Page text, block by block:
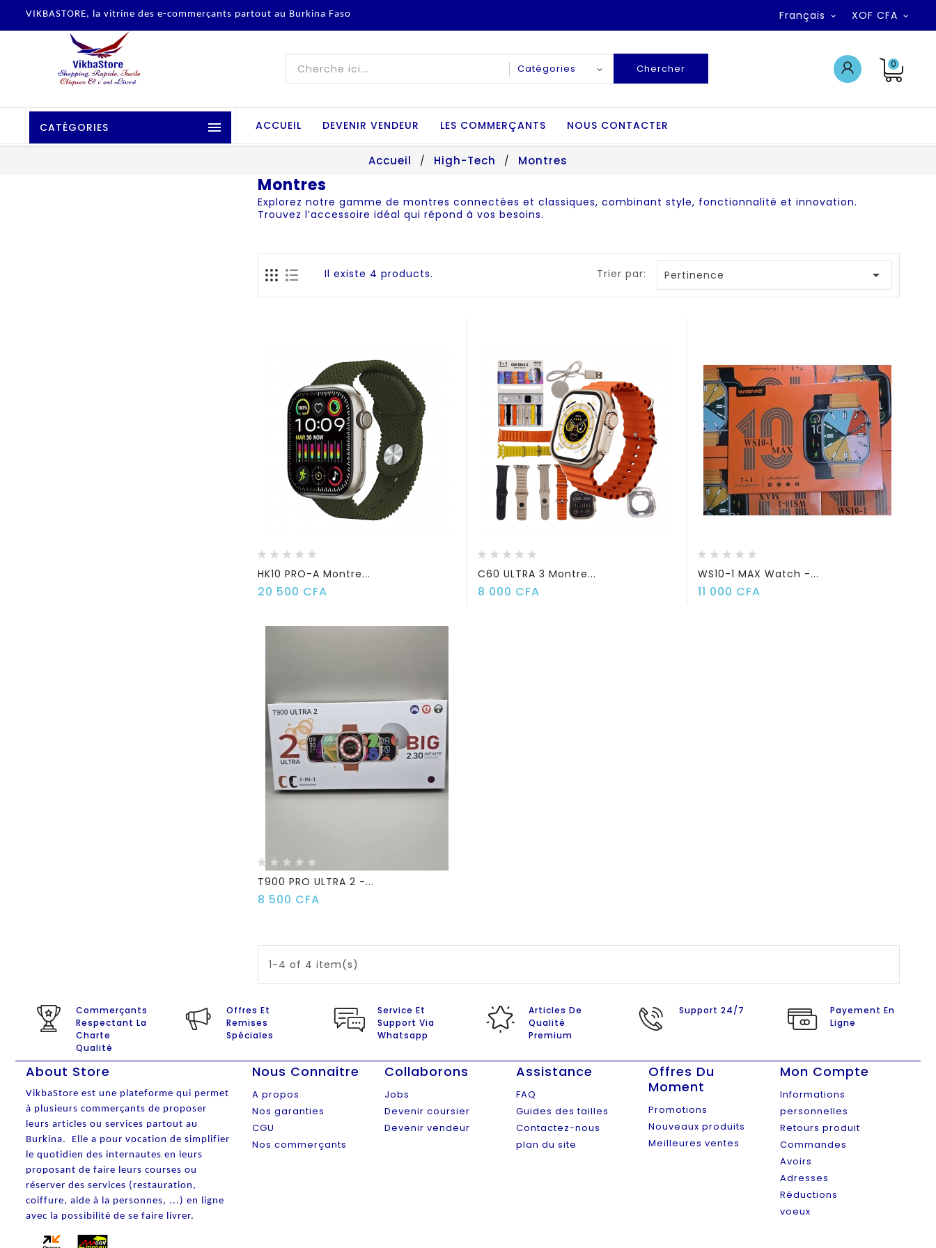
VIKBASTORE, la vitrine des e-commerçants partout au Burkina Faso XOF CFA 
Français 
0
Chercher
CATÉGORIES  ACCUEIL DEVENIR VENDEUR LES COMMERÇANTS NOUS CONTACTER
Accueil High-Tech Montres
Montres
Explorez notre gamme de montres connectées et classiques, combinant style, fonctionnalité et innovation.
Trouvez l’accessoire idéal qui répond à vos besoins.
Il existe 4 products. Trier par: Pertinence 
HK10 PRO-A Montre...
20 500 CFAPrix
C60 ULTRA 3 Montre...
8 000 CFAPrix
WS10-1 MAX Watch -...
11 000 CFAPrix
T900 PRO ULTRA 2 -...
8 500 CFAPrix
1-4 of 4 item(s)
Commerçants
Respectant La
Charte
Qualité
Offres Et
Remises
Spéciales
Service Et
Support Via
Whatsapp
Articles De
Qualité
Premium
Support 24/7
Payement En
Ligne
About Store
VikbaStore est une plateforme qui permet
à plusieurs commerçants de proposer
leurs articles ou services partout au
Burkina. Elle a pour vocation de simplifier
le quotidien des internautes en leurs
proposant de faire leurs courses ou
réserver des services (restauration,
coiffure, aide à la personnes, ...) en ligne
avec la possibilité de se faire livrer.
Nous Connaitre
A propos
Nos garanties
CGU
Nos commerçants
Collaborons
Jobs
Devenir coursier
Devenir vendeur
Assistance
FAQ
Guides des tailles
Contactez-nous
plan du site
Offres Du
Moment
Promotions
Nouveaux produits
Meilleures ventes
Mon Compte
Informations
personnelles
Retours produit
Commandes
Avoirs
Adresses
Réductions
voeux